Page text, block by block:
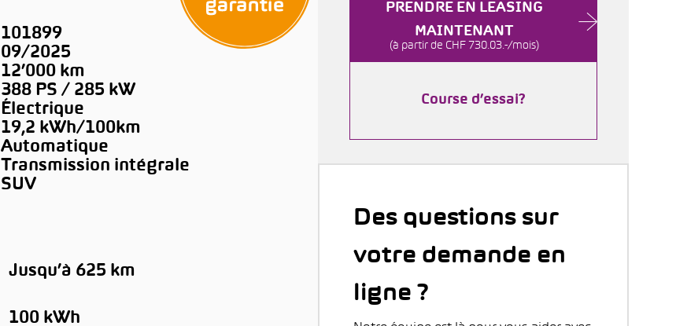
101899
09/2025
12’000 km
388 PS / 285 kW
Électrique
19,2 kWh/100km
Automatique
Transmission intégrale
SUV
Jusqu’à 625 km
100 kWh
PRENDRE EN LEASING
MAINTENANT
(à partir de CHF 730.03.-/mois)
Course d’essai?
Des questions sur
votre demande en
ligne ?